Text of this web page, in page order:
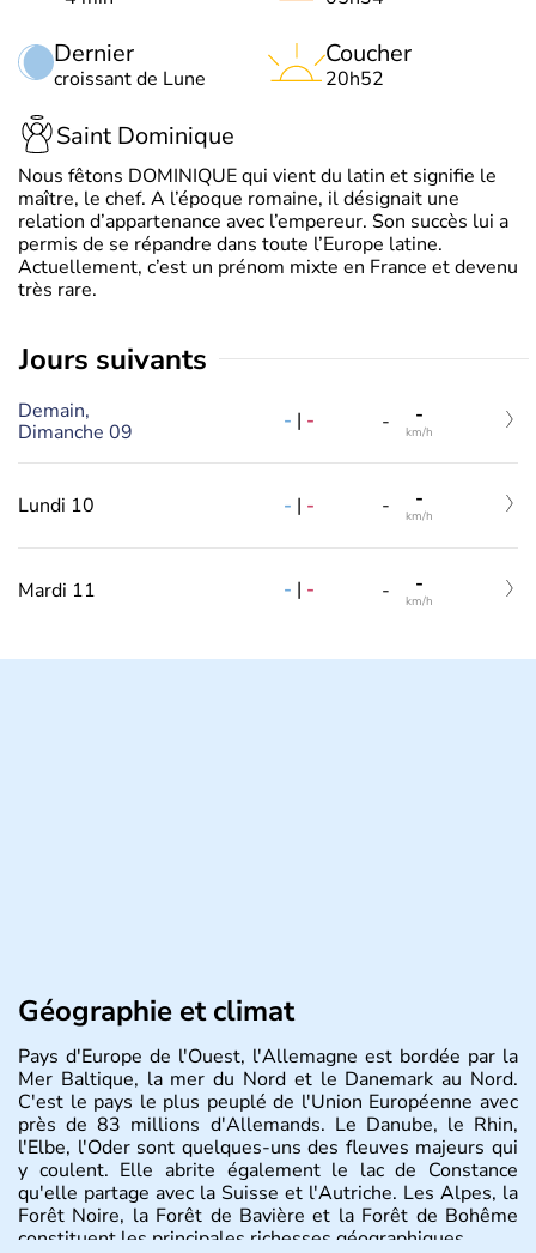
Dernier
croissant de Lune
Coucher
20h52
Saint Dominique
Nous fêtons DOMINIQUE qui vient du latin et signifie le
maître, le chef. A l’époque romaine, il désignait une
relation d’appartenance avec l’empereur. Son succès lui a
permis de se répandre dans toute l’Europe latine.
Actuellement, c’est un prénom mixte en France et devenu
très rare.
jours suivants
Demain,
Dimanche 09
- | - - -
km/h
Lundi 10 - | - - -
km/h
Mardi 11 - | - - -
km/h
Géographie et climat
Pays d'Europe de l'Ouest, l'Allemagne est bordée par la
Mer Baltique, la mer du Nord et le Danemark au Nord.
C'est le pays le plus peuplé de l'Union Européenne avec
près de 83 millions d'Allemands. Le Danube, le Rhin,
l'Elbe, l'Oder sont quelques-uns des fleuves majeurs qui
y coulent. Elle abrite également le lac de Constance
qu'elle partage avec la Suisse et l'Autriche. Les Alpes, la
Forêt Noire, la Forêt de Bavière et la Forêt de Bohême
constituent les principales richesses géographiques.